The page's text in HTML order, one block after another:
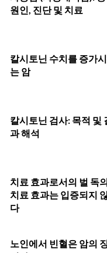
원인, 진단 및 치료
칼시토닌 수치를 증가
는 암
칼시토닌 검사: 목적 및
과 해석
치료 효과로서의 벌 독
치료 효과는 입증되지
다
노인에서 빈혈은 암의